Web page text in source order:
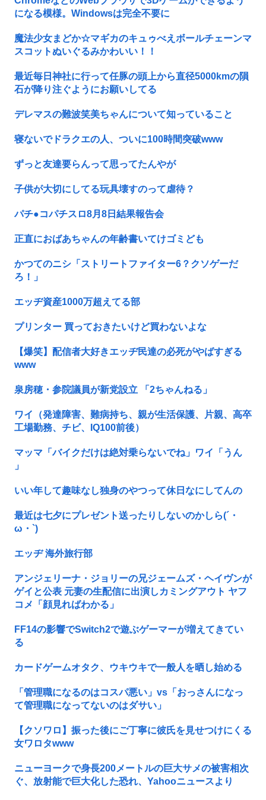
になる模様。Windowsは完全不要に
魔法少女まどか☆マギカのキュゥべえボールチェーンマ
スコットぬいぐるみかわいい！！
最近毎日神社に行って任豚の頭上から直径5000kmの隕
石が降り注ぐようにお願いしてる
デレマスの難波笑美ちゃんについて知っていること
寝ないでドラクエの人、ついに100時間突破www
ずっと友達要らんって思ってたんやが
子供が大切にしてる玩具壊すのって虐待？
パチ●コパチスロ8月8日結果報告会
正直におばあちゃんの年齢書いてけゴミども
かつてのニシ「ストリートファイター6？クソゲーだ
ろ！」
エッヂ資産1000万超えてる部
プリンター 買っておきたいけど買わないよな
【爆笑】配信者大好きエッヂ民達の必死がやばすぎる
www
泉房穂・参院議員が新党設立 「2ちゃんねる」
ワイ（発達障害、難病持ち、親が生活保護、片親、高卒
工場勤務、チビ、IQ100前後）
マッマ「バイクだけは絶対乗らないでね」ワイ「うん
」
いい年して趣味なし独身のやつって休日なにしてんの
最近は七夕にプレゼント送ったりしないのかしら(´・
ω・`)
エッヂ 海外旅行部
アンジェリーナ・ジョリーの兄ジェームズ・ヘイヴンが
ゲイと公表 元妻の生配信に出演しカミングアウト ヤフ
コメ「顔見ればわかる」
FF14の影響でSwitch2で遊ぶゲーマーが増えてきてい
る
カードゲームオタク、ウキウキで一般人を晒し始める
「管理職になるのはコスパ悪い」vs「おっさんになっ
て管理職になってないのはダサい」
【クソワロ】振った後にご丁寧に彼氏を見せつけにくる
女ワロタwww
ニューヨークで身長200メートルの巨大サメの被害相次
ぐ、放射能で巨大化した恐れ、Yahooニュースより